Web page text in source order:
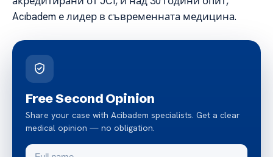
Acıbadem е лидер в съвременната медицина.
Free Second Opinion
Share your case with Acibadem specialists. Get a clear
medical opinion — no obligation.